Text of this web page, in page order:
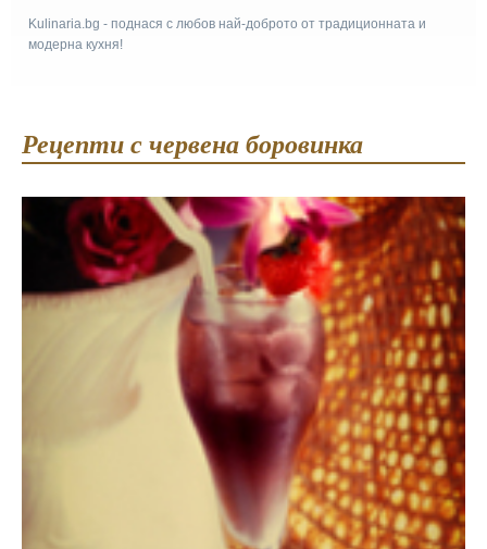
Kulinaria.bg - поднася с любов най-доброто от традиционната и
модерна кухня!
Рецепти с червена боровинка